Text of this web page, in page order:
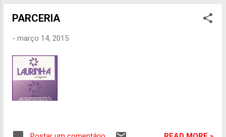
PARCERIA
- março 14, 2015